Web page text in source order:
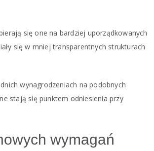
się one na bardziej uporządkowanych
się w mniej transparentnych strukturach
wynagrodzeniach na podobnych
stają się punktem odniesienia przy
wymagań